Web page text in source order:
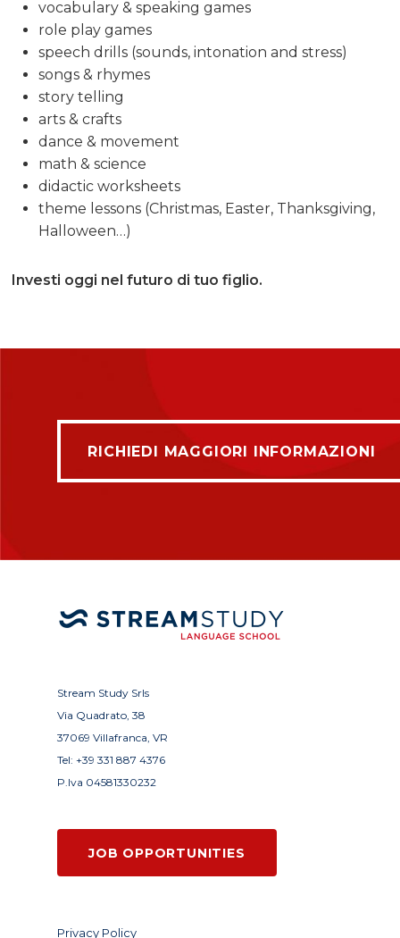
vocabulary & speaking games
role play games
speech drills (sounds, intonation and stress)
songs & rhymes
story telling
arts & crafts
dance & movement
math & science
didactic worksheets
theme lessons (Christmas, Easter, Thanksgiving,
Halloween…)
Investi oggi nel futuro di tuo figlio.
INFORMAZIONI
RICHIEDI MAGGIORI INFORMAZIONI
Stream Study Srls
Via Quadrato, 38
37069 Villafranca, VR
Tel: +39 331 887 4376
P.Iva 04581330232
JOB OPPORTUNITIES
Privacy Policy